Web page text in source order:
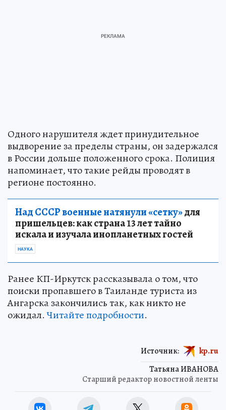
Одного нарушителя ждет принудительное
выдворение за пределы страны, он задержался
в России дольше положенного срока. Полиция
напоминает, что такие рейды проводят в
регионе постоянно.
Над СССР военные натянули «сетку»для
пришельцев: как страна 13 лет тайно
искала и изучала инопланетных гостей
НАУКА
Ранее КП-Иркутск рассказывала о том, что
поиски пропавшего в Таиланде туриста из
Ангарска закончились так, как никто не
ожидал.Читайте подробности.
Татьяна ИВАНОВА
Старший редактор новостной ленты
Источник: kp.ru